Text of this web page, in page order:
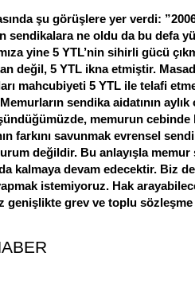
şu görüşlere yer verdi:
sendikalara ne oldu da bu defa
yine 5 YTL’nin sihirli gücü
değil, 5 YTL ikna etmiştir.
mahcubiyeti 5 YTL ile telafi
sendika aidatının
memurun cebinde
farkını savunmak evrensel
değildir. Bu anlayışla memur
kalmaya devam edecektir. Biz
istemiyoruz. Hak
genişlikte grev ve toplu sözleşme